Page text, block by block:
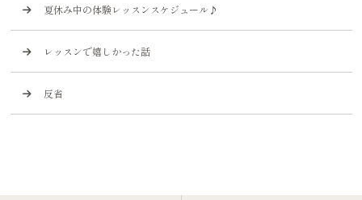
夏休み中の体験レッスンスケジュール♪
レッスンで嬉しかった話
反省